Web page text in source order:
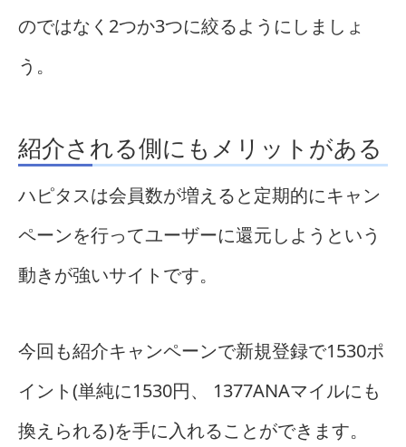
のではなく2つか3つに絞るようにしましょ
う。
紹介される側にもメリットがある
ハピタスは会員数が増えると定期的にキャン
ペーンを行ってユーザーに還元しようという
動きが強いサイトです。
今回も紹介キャンペーンで新規登録で1530ポ
イント(単純に1530円、 1377ANAマイルにも
換えられる)を手に入れることができます。